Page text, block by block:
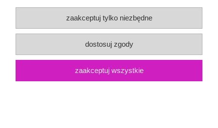
zaakceptuj tylko niezbędne
dostosuj zgody
zaakceptuj wszystkie